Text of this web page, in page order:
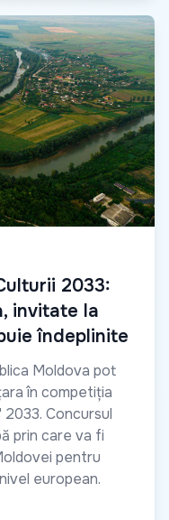
2033:
invitate la
îndeplinite
Moldova pot
în competiția
2033. Concursul
prin care va fi
pentru
european.